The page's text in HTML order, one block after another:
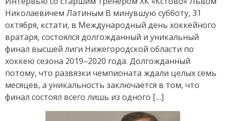
Николаевичем Латиным В минувшую субботу, 31
октября, кстати, в Международный день хоккейного
вратаря, состоялся долгожданный и уникальный
финал высшей лиги Нижегородской области по
хоккею сезона 2019–2020 года. Долгожданный
потому, что развязки чемпионата ждали целых семь
месяцев, а уникальность заключается в том, что
финал состоял всего лишь из одного […]